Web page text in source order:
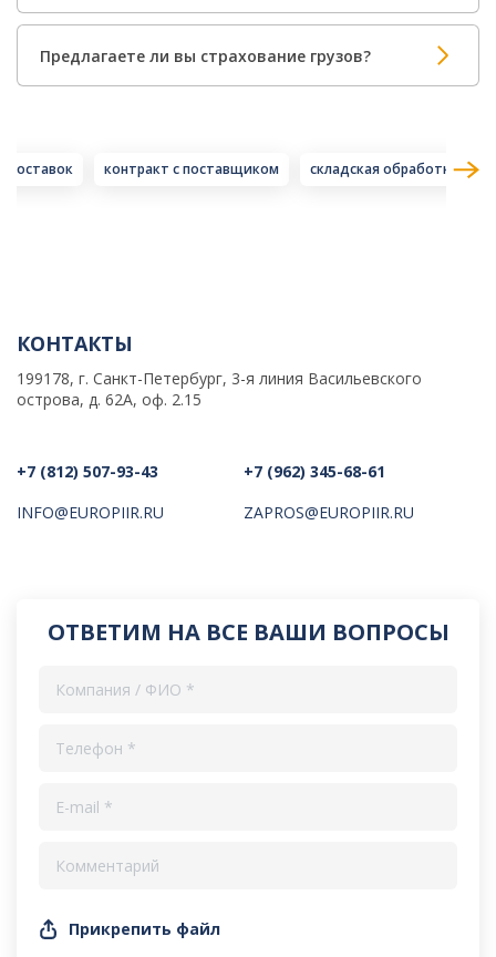
Предлагаете ли вы страхование грузов?
поставок контракт с поставщиком складская обработка
КОНТАКТЫ
199178, г. Санкт-Петербург, 3-я линия Васильевского
острова, д. 62А, оф. 2.15
+7 (812) 507-93-43
INFO@EUROPIIR.RU
+7 (962) 345-68-61
ZAPROS@EUROPIIR.RU
ОТВЕТИМ НА ВСЕ ВАШИ ВОПРОСЫ
Прикрепить файл